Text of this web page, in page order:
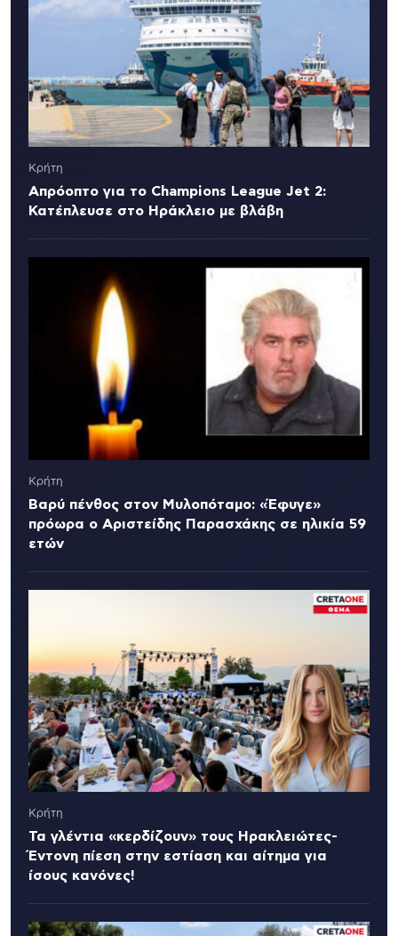
Κρήτη
Απρόοπτο για το Champions League Jet 2:
Κατέπλευσε στο Ηράκλειο με βλάβη
Κρήτη
Βαρύ πένθος στον Μυλοπόταμο: «Έφυγε»
πρόωρα ο Αριστείδης Παρασχάκης σε ηλικία 59
ετών
Κρήτη
Τα γλέντια «κερδίζουν» τους Ηρακλειώτες-
Έντονη πίεση στην εστίαση και αίτημα για
ίσους κανόνες!